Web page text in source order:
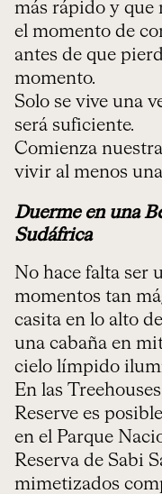
más rápido y que
el momento de
antes de que
momento.
Solo se vive una
será suficiente.
Comienza
vivir al menos
Duerme en una
Sudáfrica
No hace falta ser
momentos tan
casita en lo alto
una cabaña en
cielo límpido
En las
Reserve es
en el Parque
Reserva de Sabi
mimetizados